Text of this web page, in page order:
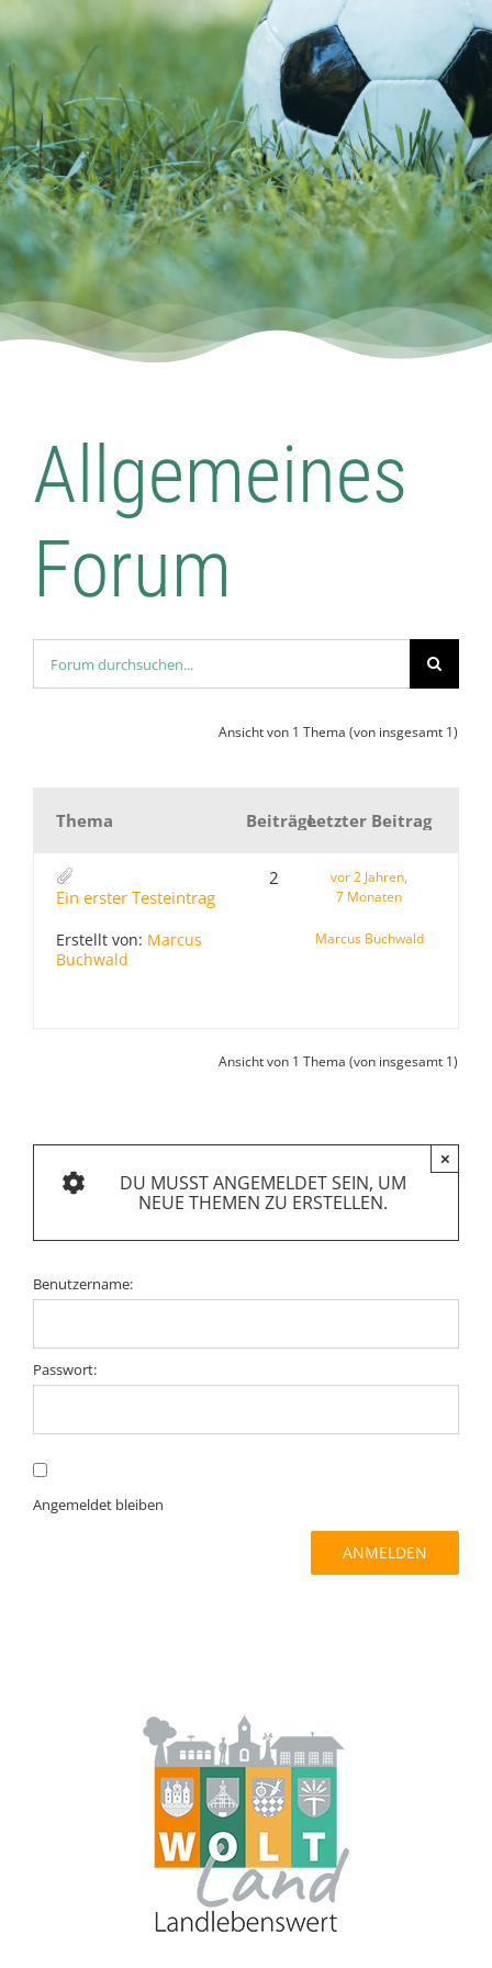
Dorfladen Wallensen & Umgebung
Wirtschaft
Engagiertes Land
Dorfentwicklung
Integriertes Energetisches Quartierskonzept
DorfKulTour e.V.
Interner Bereich
Allgemeines
Forum
Ansicht von 1 Thema (von insgesamt 1)
Thema BeiträgeLetzter Beitrag
Ein erster Testeintrag
Erstellt von: Marcus
Buchwald
2
vor 2 Jahren,
7 Monaten
Marcus Buchwald
Ansicht von 1 Thema (von insgesamt 1)
×
DU MUSST ANGEMELDET SEIN, UM
NEUE THEMEN ZU ERSTELLEN.
Benutzername:
Passwort:
Angemeldet bleiben
ANMELDEN